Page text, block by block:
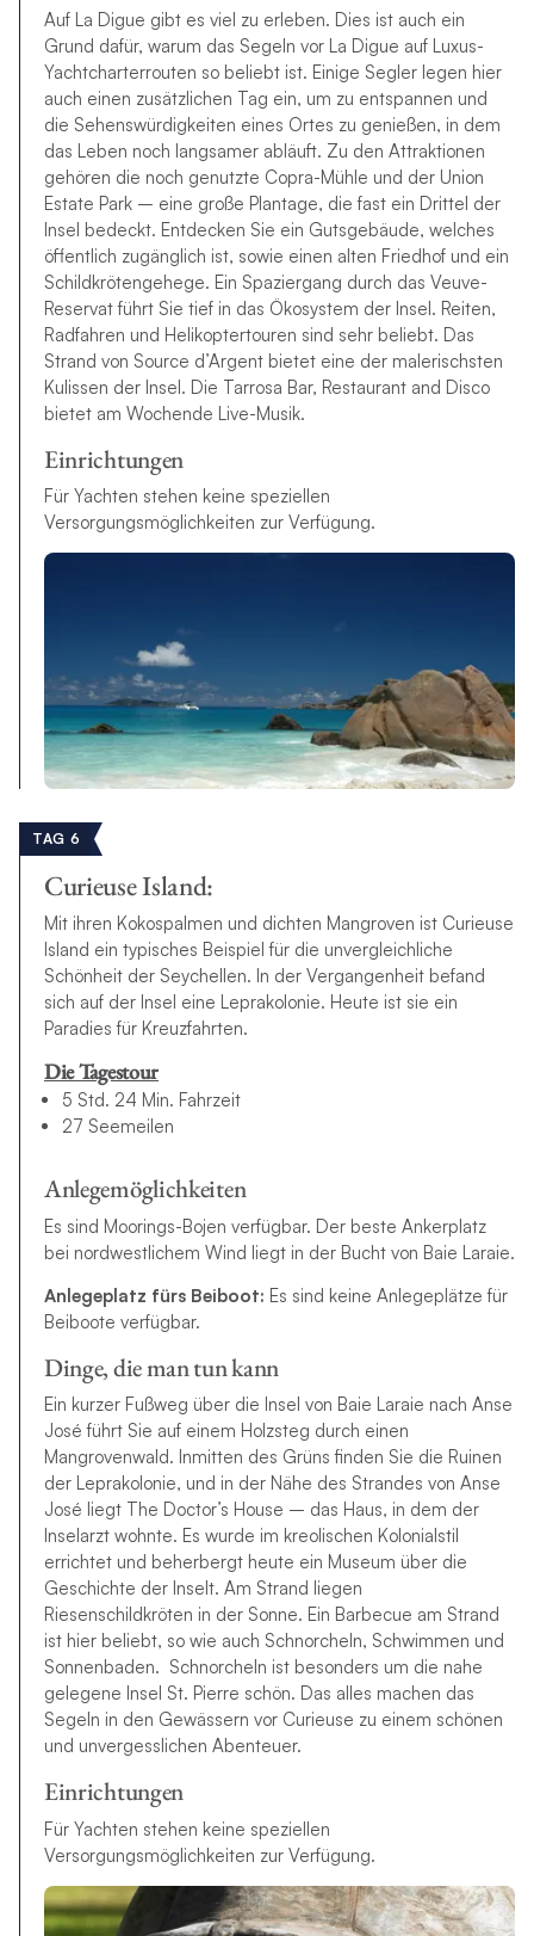
Auf La Digue gibt es viel zu erleben. Dies ist auch ein
Grund dafür, warum das Segeln vor La Digue auf Luxus-
Yachtcharterrouten so beliebt ist. Einige Segler legen hier
auch einen zusätzlichen Tag ein, um zu entspannen und
die Sehenswürdigkeiten eines Ortes zu genießen, in dem
das Leben noch langsamer abläuft. Zu den Attraktionen
gehören die noch genutzte Copra-Mühle und der Union
Estate Park – eine große Plantage, die fast ein Drittel der
Insel bedeckt. Entdecken Sie ein Gutsgebäude, welches
öffentlich zugänglich ist, sowie einen alten Friedhof und ein
Schildkrötengehege. Ein Spaziergang durch das Veuve-
Reservat führt Sie tief in das Ökosystem der Insel. Reiten,
Radfahren und Helikoptertouren sind sehr beliebt. Das
Strand von Source d’Argent bietet eine der malerischsten
Kulissen der Insel. Die Tarrosa Bar, Restaurant and Disco
bietet am Wochende Live-Musik.
Einrichtungen
Für Yachten stehen keine speziellen
Versorgungsmöglichkeiten zur Verfügung.
TAG 6
Curieuse Island:
Mit ihren Kokospalmen und dichten Mangroven ist Curieuse
Island ein typisches Beispiel für die unvergleichliche
Schönheit der Seychellen. In der Vergangenheit befand
sich auf der Insel eine Leprakolonie. Heute ist sie ein
Paradies für Kreuzfahrten.
Die Tagestour
5 Std. 24 Min. Fahrzeit
27 Seemeilen
Anlegemöglichkeiten
Es sind Moorings-Bojen verfügbar. Der beste Ankerplatz
bei nordwestlichem Wind liegt in der Bucht von Baie Laraie.
Anlegeplatz fürs Beiboot: Es sind keine Anlegeplätze für
Beiboote verfügbar.
Dinge, die man tun kann
Ein kurzer Fußweg über die Insel von Baie Laraie nach Anse
José führt Sie auf einem Holzsteg durch einen
Mangrovenwald. Inmitten des Grüns finden Sie die Ruinen
der Leprakolonie, und in der Nähe des Strandes von Anse
José liegt The Doctor’s House – das Haus, in dem der
Inselarzt wohnte. Es wurde im kreolischen Kolonialstil
errichtet und beherbergt heute ein Museum über die
Geschichte der Inselt. Am Strand liegen
Riesenschildkröten in der Sonne. Ein Barbecue am Strand
ist hier beliebt, so wie auch Schnorcheln, Schwimmen und
Sonnenbaden. Schnorcheln ist besonders um die nahe
gelegene Insel St. Pierre schön. Das alles machen das
Segeln in den Gewässern vor Curieuse zu einem schönen
und unvergesslichen Abenteuer.
Einrichtungen
Für Yachten stehen keine speziellen
Versorgungsmöglichkeiten zur Verfügung.